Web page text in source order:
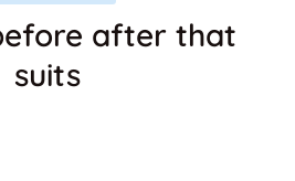
after that
suits